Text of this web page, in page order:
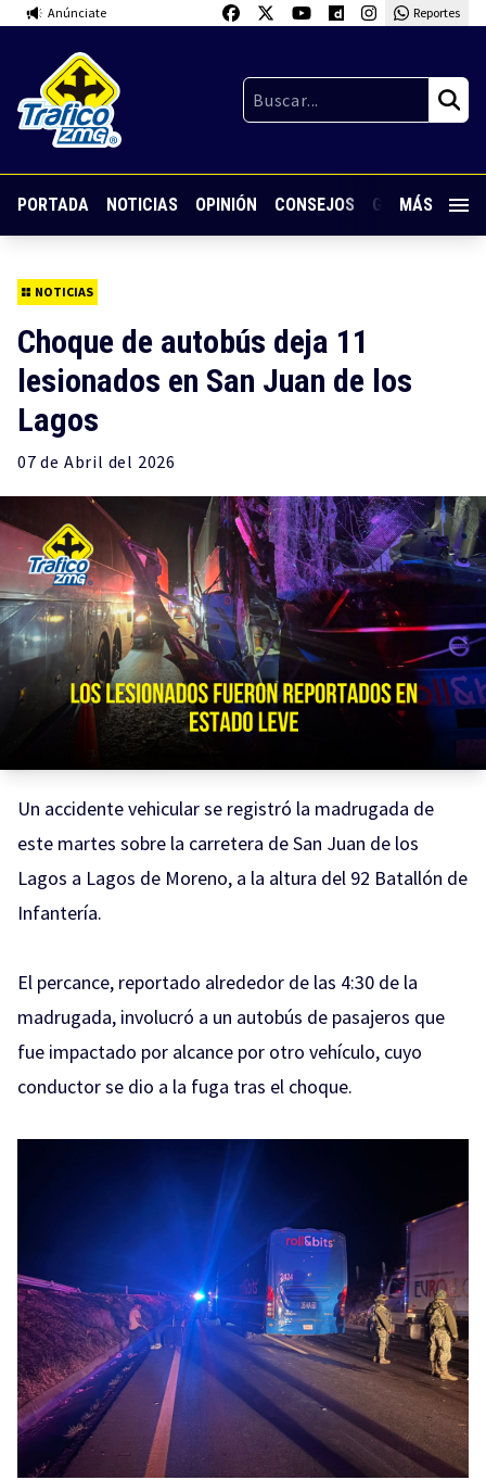
Anúnciate Reportes
PORTADA NOTICIAS OPINIÓN CONSEJOS GUARDIA
MÁS
NOTICIAS
Choque de autobús deja 11
lesionados en San Juan de los
Lagos
07 de Abril del 2026
Un accidente vehicular se registró la madrugada de
este martes sobre la carretera de San Juan de los
Lagos a Lagos de Moreno, a la altura del 92 Batallón de
Infantería.
El percance, reportado alrededor de las 4:30 de la
madrugada, involucró a un autobús de pasajeros que
fue impactado por alcance por otro vehículo, cuyo
conductor se dio a la fuga tras el choque.